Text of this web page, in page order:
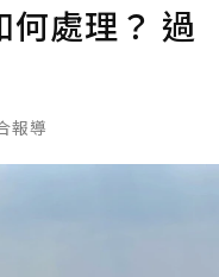
何處理？ 過
報導